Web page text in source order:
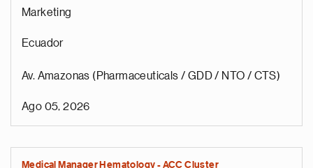
Marketing
Ecuador
Av. Amazonas (Pharmaceuticals / GDD / NTO / CTS)
Ago 05, 2026
Medical Manager Hematology - ACC Cluster